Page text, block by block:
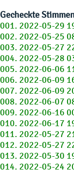
Gecheckte
001. 2022-05-29
002. 2022-05-25
003. 2022-05-27
004. 2022-05-28
005. 2022-06-06
006. 2022-06-09
007. 2022-06-09
008. 2022-06-07
009. 2022-06-16
010. 2022-06-17
011. 2022-05-27
012. 2022-05-27
013. 2022-05-30
014. 2022-05-24